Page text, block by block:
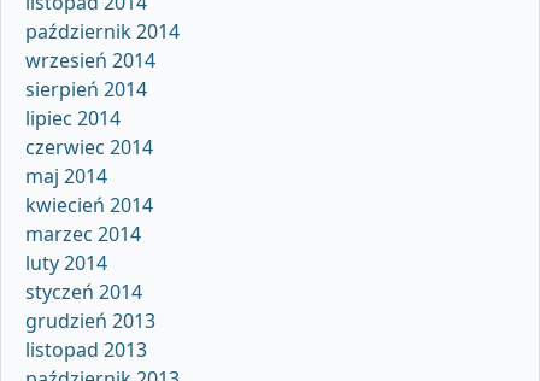
październik 2014
wrzesień 2014
sierpień 2014
lipiec 2014
czerwiec 2014
maj 2014
kwiecień 2014
marzec 2014
luty 2014
styczeń 2014
grudzień 2013
listopad 2013